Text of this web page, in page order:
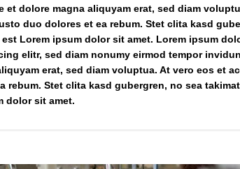
et dolore magna aliquyam erat, sed diam
duo dolores et ea rebum. Stet clita kasd
Lorem ipsum dolor sit amet. Lorem ipsum
elitr, sed diam nonumy eirmod tempor
erat, sed diam voluptua. At vero eos et
rebum. Stet clita kasd gubergren, no sea
dolor sit amet.